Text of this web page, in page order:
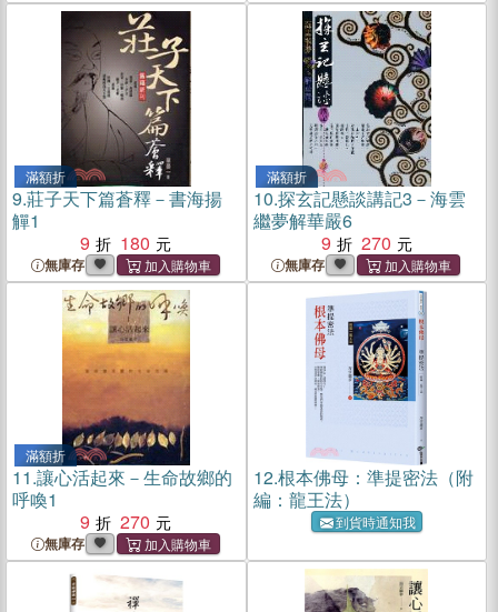
滿額折
9.莊子天下篇蒼釋－書海揚
觶1
9
180
無庫存
滿額折
10.探玄記懸談講記3－海雲
繼夢解華嚴6
9
270
無庫存
滿額折
11.讓心活起來－生命故鄉的
呼喚1
9
270
無庫存
12.根本佛母：準提密法（附
編：龍王法）
到貨時通知我